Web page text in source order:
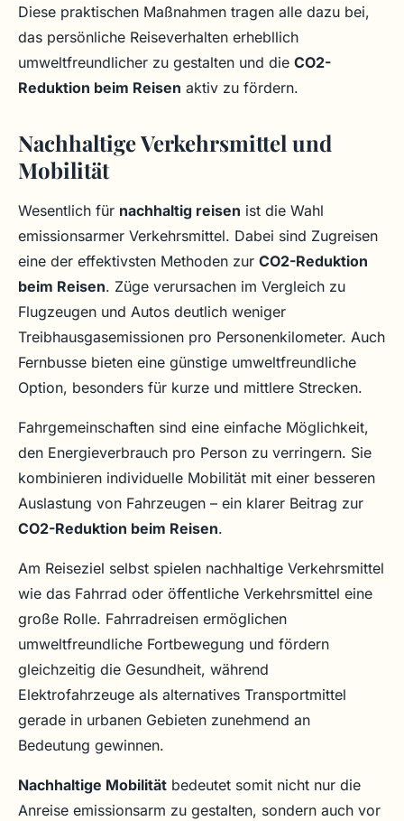
Diese praktischen Maßnahmen tragen alle dazu bei,
das persönliche Reiseverhalten erhebllich
umweltfreundlicher zu gestalten und die CO2-
Reduktion beim Reisen aktiv zu fördern.
Nachhaltige Verkehrsmittel und
Mobilität
Wesentlich für nachhaltig reisen ist die Wahl
emissionsarmer Verkehrsmittel. Dabei sind Zugreisen
eine der effektivsten Methoden zur CO2-Reduktion
beim Reisen. Züge verursachen im Vergleich zu
Flugzeugen und Autos deutlich weniger
Treibhausgasemissionen pro Personenkilometer. Auch
Fernbusse bieten eine günstige umweltfreundliche
Option, besonders für kurze und mittlere Strecken.
Fahrgemeinschaften sind eine einfache Möglichkeit,
den Energieverbrauch pro Person zu verringern. Sie
kombinieren individuelle Mobilität mit einer besseren
Auslastung von Fahrzeugen – ein klarer Beitrag zur
CO2-Reduktion beim Reisen.
Am Reiseziel selbst spielen nachhaltige Verkehrsmittel
wie das Fahrrad oder öffentliche Verkehrsmittel eine
große Rolle. Fahrradreisen ermöglichen
umweltfreundliche Fortbewegung und fördern
gleichzeitig die Gesundheit, während
Elektrofahrzeuge als alternatives Transportmittel
gerade in urbanen Gebieten zunehmend an
Bedeutung gewinnen.
Nachhaltige Mobilität bedeutet somit nicht nur die
Anreise emissionsarm zu gestalten, sondern auch vor